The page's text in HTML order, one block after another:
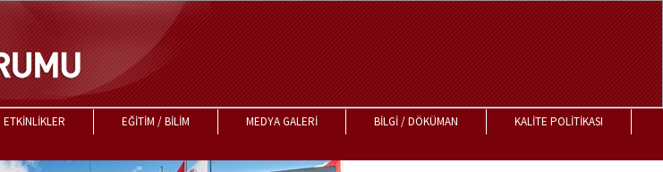
ETKİNLİKLER EĞİTİM / BİLİM MEDYA GALERİ BİLGİ / DÖKÜMAN
KALİTE POLİTİKASI